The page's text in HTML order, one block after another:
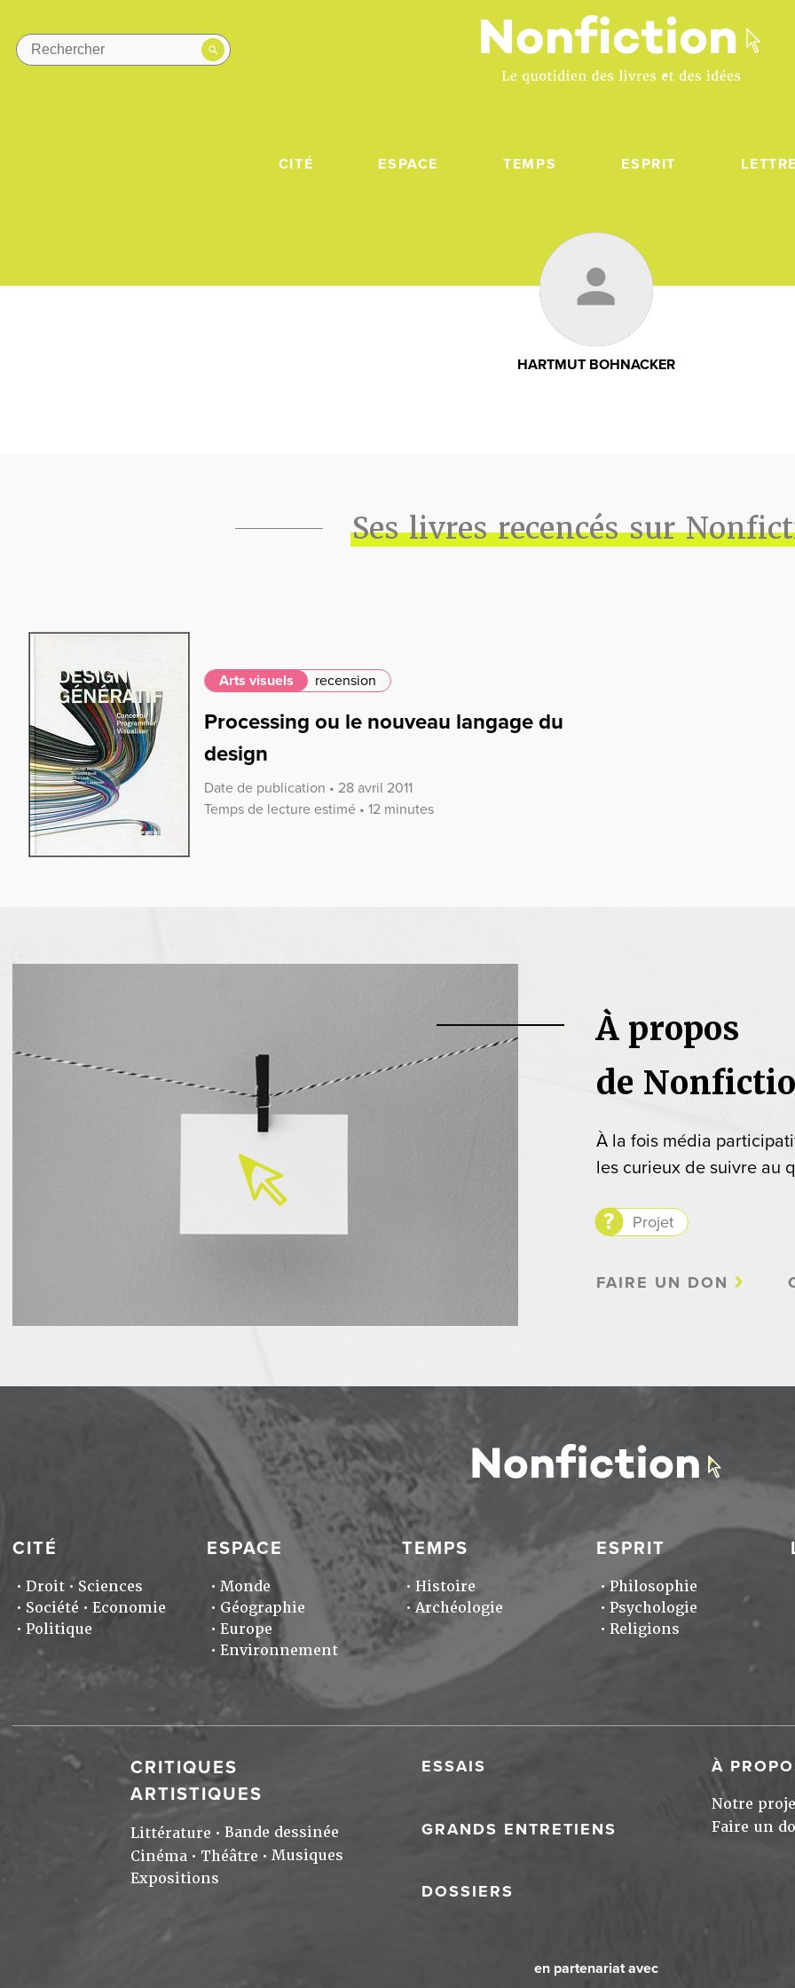
CITÉ ESPACE TEMPS ESPRIT
HARTMUT BOHNACKER
Ses livres recencés sur
Arts visuels recension
Processing ou le nouveau langage du
design
Date de publication • 28 avril 2011
Temps de lecture estimé • 12 minutes
À propos
de
À la fois média
les curieux de suivre au
Projet
FAIRE UN DON
CITÉ
Droit
Sciences
Société
Economie
Politique
ESPACE
Monde
Géographie
Europe
Environnement
TEMPS
Histoire
Archéologie
ESPRIT
Philosophie
Psychologie
Religions
CRITIQUES
ARTISTIQUES
Littérature
Bande dessinée
Cinéma
Théâtre
Musiques
Expositions
ESSAIS
GRANDS ENTRETIENS
DOSSIERS
À
Notre
Faire un
en partenariat avec